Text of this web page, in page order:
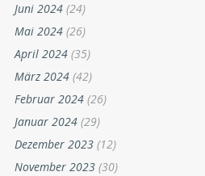
Juni 2024 (24)
Mai 2024 (26)
April 2024 (35)
März 2024 (42)
Februar 2024 (26)
Januar 2024 (29)
Dezember 2023 (12)
November 2023 (30)